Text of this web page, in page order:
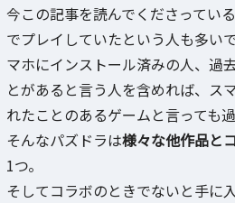
今この記事を読んでくださってい
でプレイしていたという人も多い
マホにインストール済みの人、過
とがあると言う人を含めれば、ス
れたことのあるゲームと言っても
そんなパズドラは様々な他作品と
1つ。
そしてコラボのときでないと手に